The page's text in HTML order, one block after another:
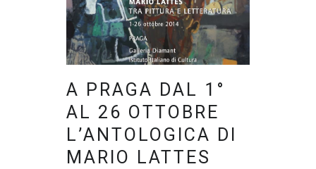
A PRAGA DAL 1°
AL 26 OTTOBRE
L’ANTOLOGICA DI
MARIO LATTES